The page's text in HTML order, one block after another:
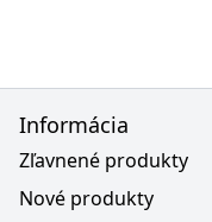
Informácia
Zľavnené produkty
Nové produkty